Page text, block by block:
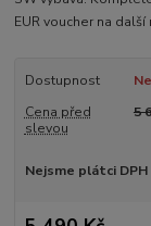
EUR voucher na
Dostupnost
Cena před
slevou
5
Nejsme plátci DPH